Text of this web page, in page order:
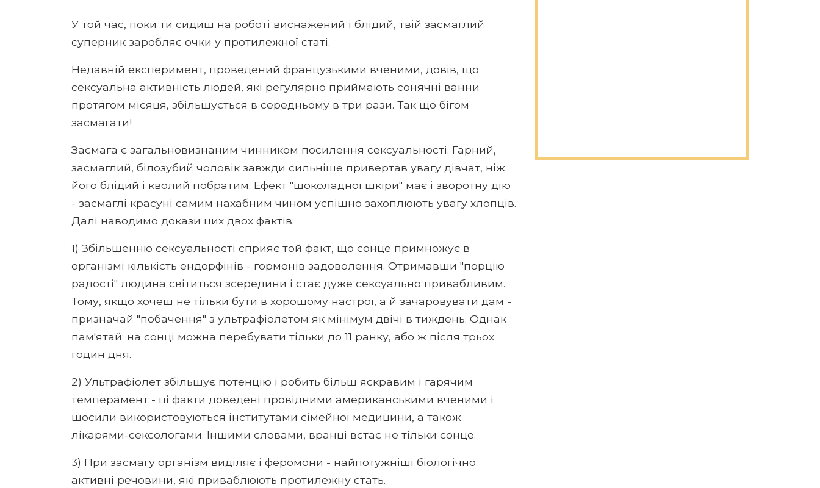
У той час, поки ти сидиш на роботі виснажений і блідий, твій засмаглий
суперник заробляє очки у протилежної статі.
Недавній експеримент, проведений французькими вченими, довів, що
сексуальна активність людей, які регулярно приймають сонячні ванни
протягом місяця, збільшується в середньому в три рази. Так що бігом
засмагати!
Засмага є загальновизнаним чинником посилення сексуальності. Гарний,
засмаглий, білозубий чоловік завжди сильніше привертав увагу дівчат, ніж
його блідий і кволий побратим. Ефект "шоколадної шкіри" має і зворотну дію
- засмаглі красуні самим нахабним чином успішно захоплюють увагу хлопців.
Далі наводимо докази цих двох фактів:
1) Збільшенню сексуальності сприяє той факт, що сонце примножує в
організмі кількість ендорфінів - гормонів задоволення. Отримавши "порцію
радості" людина світиться зсередини і стає дуже сексуально привабливим.
Тому, якщо хочеш не тільки бути в хорошому настрої, а й зачаровувати дам - ​​
призначай "побачення" з ультрафіолетом як мінімум двічі в тиждень. Однак
пам'ятай: на сонці можна перебувати тільки до 11 ранку, або ж після трьох
годин дня.
2) Ультрафіолет збільшує потенцію і робить більш яскравим і гарячим
темперамент - ці факти доведені провідними американськими вченими і
щосили використовуються інститутами сімейної медицини, а також
лікарями-сексологами. Іншими словами, вранці встає не тільки сонце.
3) При засмагу організм виділяє і феромони - найпотужніші біологічно
активні речовини, які приваблюють протилежну стать.